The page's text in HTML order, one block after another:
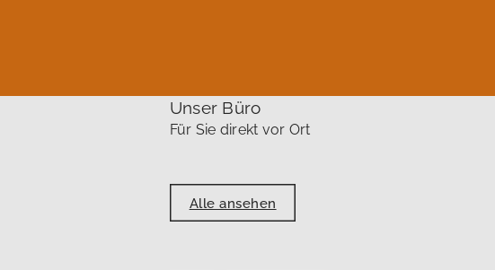
Unser Büro
Für Sie direkt vor Ort
Alle ansehen